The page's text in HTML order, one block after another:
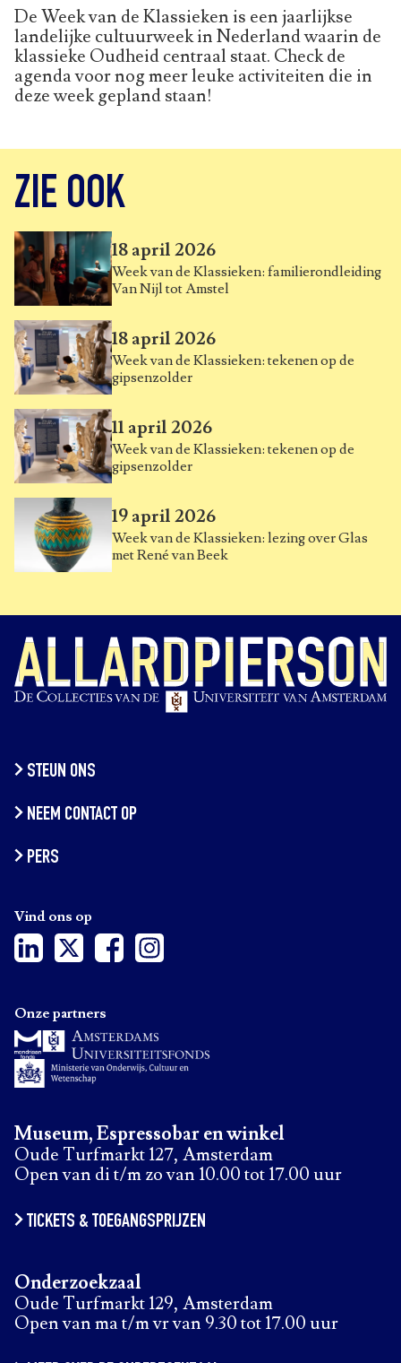
De Week van de Klassieken is een jaarlijkse
landelijke cultuurweek in Nederland waarin de
klassieke Oudheid centraal staat. Check de
agenda voor nog meer leuke activiteiten die in
deze week gepland staan!
ZIE OOK
18 april 2026
Week van de Klassieken: familierondleiding
Van Nijl tot Amstel
18 april 2026
Week van de Klassieken: tekenen op de
gipsenzolder
11 april 2026
Week van de Klassieken: tekenen op de
gipsenzolder
19 april 2026
Week van de Klassieken: lezing over Glas
met René van Beek
STEUN ONS
NEEM CONTACT OP
PERS
Vind ons op
Museum, Espressobar en winkel
Oude Turfmarkt 127, Amsterdam
Open van di t/m zo van 10.00 tot 17.00 uur
TICKETS & TOEGANGSPRIJZEN
Onderzoekzaal
Oude Turfmarkt 129, Amsterdam
Open van ma t/m vr van 9.30 tot 17.00 uur
Onze partners